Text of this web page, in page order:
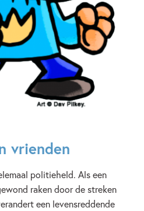
vrienden
politieheld. Als een
raken door de streken
een levensreddende